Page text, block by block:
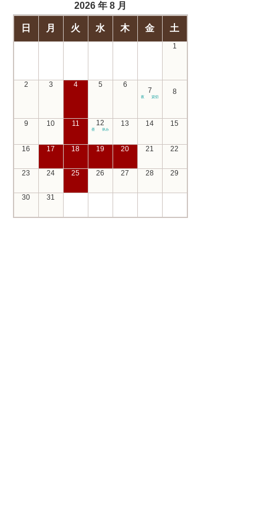
2026 年 8 月
日 月 火 水 木 金 土
1
2 3 4 5 6
7
夜 貸切
8
9 10 11 12
昼 休み
13 14 15
16 17 18 19 20 21 22
23 24 25 26 27 28 29
30 31